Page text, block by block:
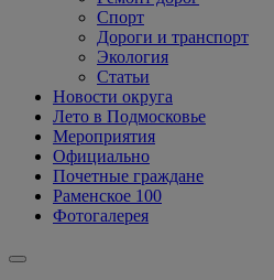
Спорт
Дороги и транспорт
Экология
Статьи
Новости округа
Лето в Подмосковье
Мероприятия
Официально
Почетные граждане
Раменское 100
Фотогалерея